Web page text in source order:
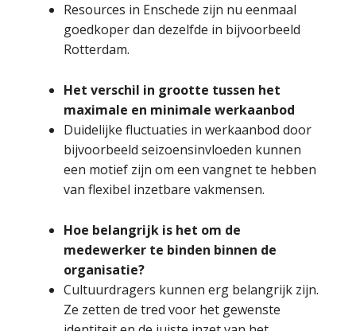
Resources in Enschede zijn nu eenmaal
goedkoper dan dezelfde in bijvoorbeeld
Rotterdam.
Het verschil in grootte tussen het
maximale en minimale werkaanbod
Duidelijke fluctuaties in werkaanbod door
bijvoorbeeld seizoensinvloeden kunnen
een motief zijn om een vangnet te hebben
van flexibel inzetbare vakmensen.
Hoe belangrijk is het om de
medewerker te binden binnen de
organisatie?
Cultuurdragers kunnen erg belangrijk zijn.
Ze zetten de tred voor het gewenste